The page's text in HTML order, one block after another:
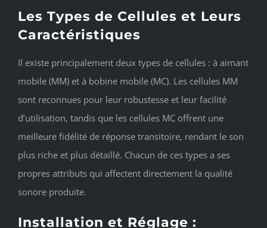
Les Types de Cellules et Leurs
Caractéristiques
Il existe principalement deux types de cellules : à aimant
mobile (MM) et à bobine mobile (MC). Les cellules MM
sont reconnues pour leur robustesse et leur facilité
d’utilisation, tandis que les cellules MC offrent une
meilleure fidélité de réponse transitoire, rendant le son
plus riche et plus détaillé. Chacun de ces types a ses
propres attributs qui affectent directement la qualité
sonore produite.
Installation et Réglage :